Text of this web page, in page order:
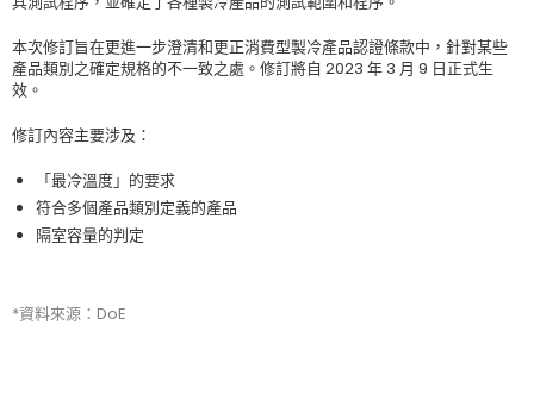
本次修訂旨在更進一步澄清和更正消費型製冷產品認證條款中，針對某些
產品類別之確定規格的不一致之處。修訂將自 2023 年 3 月 9 日正式生
效。
修訂內容主要涉及：
「最冷溫度」的要求
符合多個產品類別定義的產品
隔室容量的判定
*資料來源：DoE